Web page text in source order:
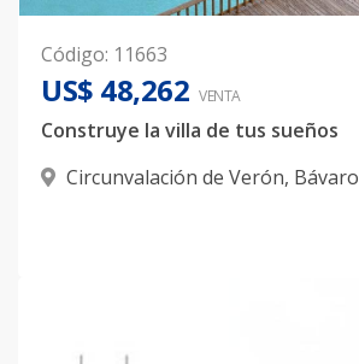
Código: 11663
US$ 48,262 VENTA
Construye la villa de tus sueños
Circunvalación de Verón, Bávaro